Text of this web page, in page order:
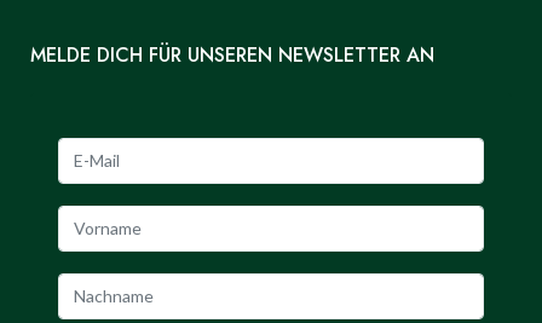
MELDE DICH FÜR UNSEREN NEWSLETTER AN